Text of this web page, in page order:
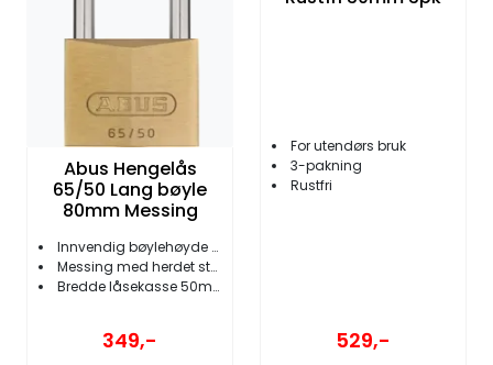
Abus Hengelås
65/50 Lang bøyle
80mm Messing
Innvendig bøylehøyde 80mm
Messing med herdet stål
Bredde låsekasse 50mm
349,-
For utendørs bruk
3-pakning
Rustfri
529,-